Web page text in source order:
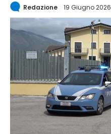
Redazione 19 Giugno 2026